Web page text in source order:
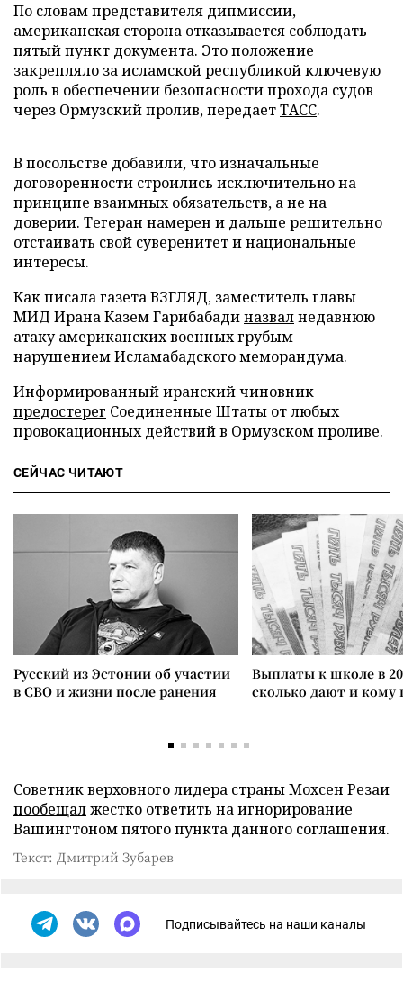
По словам представителя дипмиссии,
американская сторона отказывается соблюдать
пятый пункт документа. Это положение
закрепляло за исламской республикой ключевую
роль в обеспечении безопасности прохода судов
через Ормузский пролив, передаетТАСС.
В посольстве добавили, что изначальные
договоренности строились исключительно на
принципе взаимных обязательств, а не на
доверии. Тегеран намерен и дальше решительно
отстаивать свой суверенитет и национальные
интересы.
Как писала газета ВЗГЛЯД, заместитель главы
МИД Ирана Казем Гарибабадиназвалнедавнюю
атаку американских военных грубым
нарушением Исламабадского меморандума.
Информированный иранский чиновник
предостерег Соединенные Штаты от любых
провокационных действий в Ормузском проливе.
СЕЙЧАС ЧИТАЮТ
Русский из Эстонии об участии
в СВО и жизни после ранения
Выплаты к школе в
сколько дают и
Советник верховного лидера страны Мохсен Резаи
пообещалжестко ответить на игнорирование
Вашингтоном пятого пункта данного соглашения.
Текст: Дмитрий Зубарев
Подписывайтесь на наши каналы